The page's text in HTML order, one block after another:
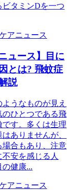
タミンDを一つ
アニュース
ュース】目に
とは? 飛蚊症
説
うなものが見え
ひとつである飛
す。多くは生理
ありませんが、
合もあり、注意
安を感じる人
健康...
アニュース